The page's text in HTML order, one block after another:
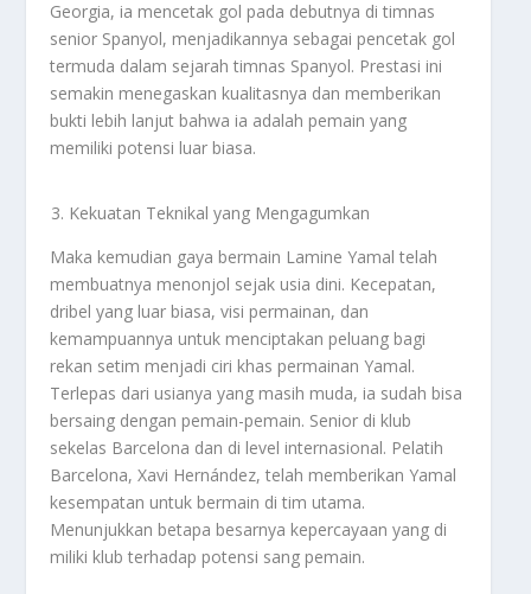
Georgia, ia mencetak gol pada debutnya di timnas
senior Spanyol, menjadikannya sebagai pencetak gol
termuda dalam sejarah timnas Spanyol. Prestasi ini
semakin menegaskan kualitasnya dan memberikan
bukti lebih lanjut bahwa ia adalah pemain yang
memiliki potensi luar biasa.
Kekuatan Teknikal yang Mengagumkan
Maka kemudian gaya bermain Lamine Yamal telah
membuatnya menonjol sejak usia dini. Kecepatan,
dribel yang luar biasa, visi permainan, dan
kemampuannya untuk menciptakan peluang bagi
rekan setim menjadi ciri khas permainan Yamal.
Terlepas dari usianya yang masih muda, ia sudah bisa
bersaing dengan pemain-pemain. Senior di klub
sekelas Barcelona dan di level internasional. Pelatih
Barcelona, Xavi Hernández, telah memberikan Yamal
kesempatan untuk bermain di tim utama.
Menunjukkan betapa besarnya kepercayaan yang di
miliki klub terhadap potensi sang pemain.